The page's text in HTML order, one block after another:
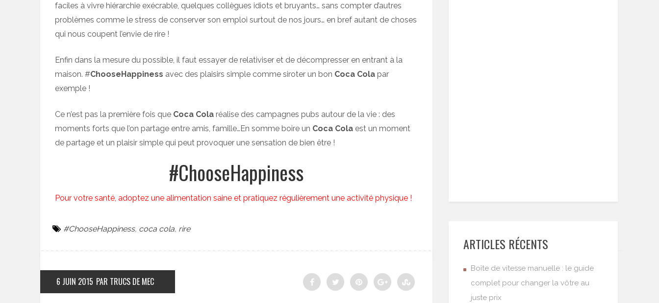
faciles à vivre hiérarchie exécrable, quelques collègues idiots et bruyants… sans compter d’autres
problèmes comme le stress de conserver son emploi surtout de nos jours… en bref autant de choses
qui nous coupent l’envie de rire !
Enfin dans la mesure du possible, il faut essayer de relativiser et de décompresser en entrant à la
maison. #ChooseHappiness avec des plaisirs simple comme siroter un bon Coca Cola par
exemple !
Ce n’est pas la première fois que Coca Cola réalise des campagnes pubs autour de la vie : des
moments forts que l’on partage entre amis, famille…En somme boire un Coca Cola est un moment
de partage et un plaisir simple qui peut provoquer une sensation de bien être !
#ChooseHappiness
Pour votre santé, adoptez une alimentation saine et pratiquez régulièrement une activité physique !
#ChooseHappiness, coca cola, rire
6 JUIN 2015 PAR TRUCS DE MEC
ARTICLES RÉCENTS
Boîte de vitesse manuelle : le guide
complet pour changer la vôtre au
juste prix